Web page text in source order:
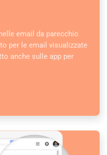
email da parecchio
per le email visualizzate
anche sulle app per